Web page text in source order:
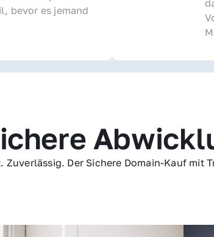
bevor es jemand
Zuverlässig. Der Sichere Domain-Kauf mit